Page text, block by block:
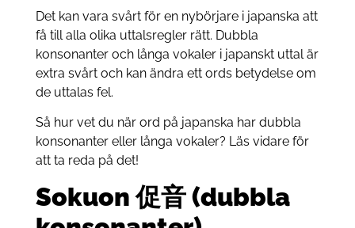
Det kan vara svårt för en nybörjare i japanska att
få till alla olika uttalsregler rätt. Dubbla
konsonanter och långa vokaler i japanskt uttal är
extra svårt och kan ändra ett ords betydelse om
de uttalas fel.
Så hur vet du när ord på japanska har dubbla
konsonanter eller långa vokaler? Läs vidare för
att ta reda på det!
Sokuon 促音 (dubbla